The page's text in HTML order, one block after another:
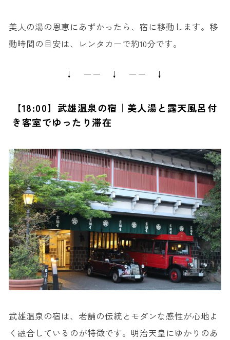
美人の湯の恩恵にあずかったら、宿に移動します。移
動時間の目安は、レンタカーで約10分です。
↓ ーー ↓ ーー ↓
【18:00】武雄温泉の宿｜美人湯と露天風呂付
き客室でゆったり滞在
武雄温泉の宿は、老舗の伝統とモダンな感性が心地よ
く融合しているのが特徴です。明治天皇にゆかりのあ